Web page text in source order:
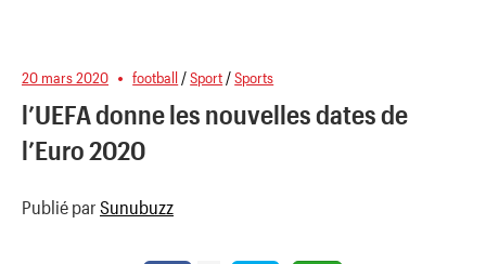
20 mars 2020 football /Sport /Sports
l’UEFA donne les nouvelles dates de
l’Euro 2020
Publié par Sunubuzz